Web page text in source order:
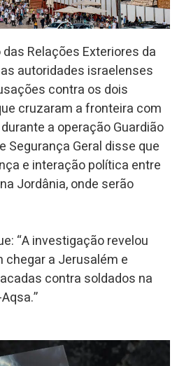
Relações Exteriores da
autoridades israelenses
contra os dois
cruzaram a fronteira com
a operação Guardião
Segurança Geral disse que
e interação política entre
Jordânia, onde serão
“A investigação revelou
chegar a Jerusalém e
contra soldados na